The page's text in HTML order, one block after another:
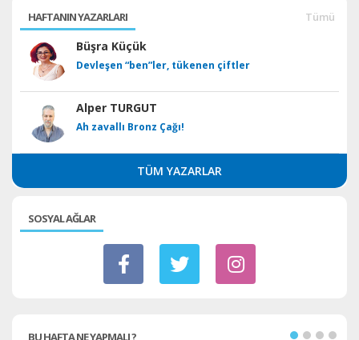
HAFTANIN YAZARLARI Tümü
Büşra Küçük
Devleşen “ben”ler, tükenen çiftler
Alper TURGUT
Ah zavallı Bronz Çağı!
TÜM YAZARLAR
SOSYAL AĞLAR
BU HAFTA NE YAPMALI ?